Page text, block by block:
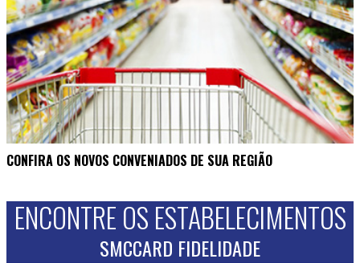
CONFIRA OS NOVOS CONVENIADOS DE SUA REGIÃO
ENCONTRE OS ESTABELECIMENTOS
SMCCARD FIDELIDADE